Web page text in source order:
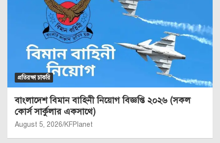
প্রতিরক্ষা চাকরি
বাংলাদেশ বিমান বাহিনী নিয়োগ বিজ্ঞপ্তি ২০২৬ (সকল
কোর্স সার্কুলার একসাথে)
August 5, 2026 KFPlanet